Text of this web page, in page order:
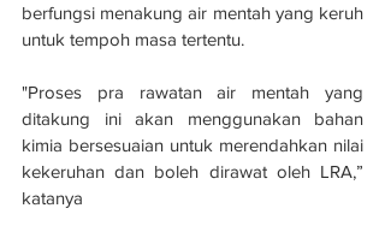
berfungsi menakung air mentah yang keruh
untuk tempoh masa tertentu.
"Proses pra rawatan air mentah yang
ditakung ini akan menggunakan bahan
kimia bersesuaian untuk merendahkan nilai
kekeruhan dan boleh dirawat oleh LRA,”
katanya